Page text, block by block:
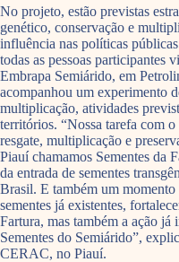
No projeto, estão previstas
genético, conservação e
influência nas políticas
todas as pessoas participantes
Embrapa Semiárido, em
acompanhou um experimento
multiplicação, atividades
territórios. “Nossa tarefa com
resgate, multiplicação e
Piauí chamamos Sementes da
da entrada de sementes
Brasil. E também um momento
sementes já existentes,
Fartura, mas também a ação
Sementes do Semiárido”,
CERAC, no Piauí.